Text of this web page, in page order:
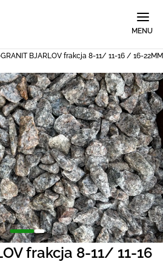
MENU
GRANIT BJARLOV frakcja 8-11/ 11-16 / 16-22MM